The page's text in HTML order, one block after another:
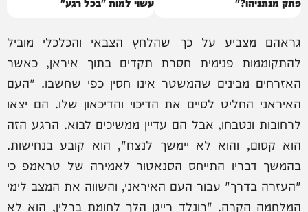
גראהם מצביע על כך שהלחץ הצבאי והכלכלי מוביל
להתקוממות פנימית חסרת תקדים בתוך איראן, כאשר
האזרחים מבינים שהמשטר אינו חסין כפי שחשבו. "העם
האיראני החליט לסיים את הדיכוי והדיכאון שלו. הם יצאו
לרחובות ונטבחו, אבל הם עדיין ממשיכים לבוא. הרגע הזה
הוא קסום, והוא לא יימשך לנצח", הוא קובע בנחישות.
בהמשך דבריו התייחס הסנאטור לאמירה של טראמפ כי
"העזרה בדרך" עבור העם האיראני, והשווה את המצב לימי
המלחמה הקרה. "רונלד רייגן הלך לחומת ברלין, הוא לא